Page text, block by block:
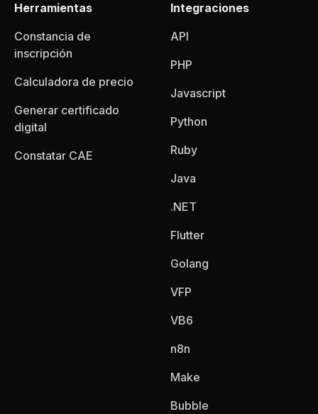
Herramientas
Constancia de
inscripción
Calculadora de precio
Generar certificado
digital
Constatar CAE
Integraciones
API
PHP
Javascript
Python
Ruby
Java
.NET
Flutter
Golang
VFP
VB6
n8n
Make
Bubble